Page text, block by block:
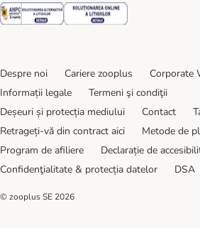
Security Security
Despre noi Cariere zooplus
Corporate
Informații legale
Termeni şi condiţii
Deșeuri și protecția mediului
Contact
Retrageți-vă din contract aici
Metode de
Program de afiliere
Declarație de
Confidenţialitate & protecția datelor
DSA
© zooplus SE 2026